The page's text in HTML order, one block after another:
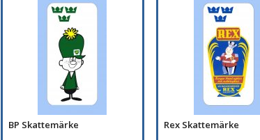
BP Skattemärke Rex Skattemärke